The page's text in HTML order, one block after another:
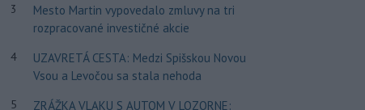
3
Mesto Martin vypovedalo zmluvy na tri
rozpracované investičné akcie
4
UZAVRETÁ CESTA: Medzi Spišskou Novou
Vsou a Levočou sa stala nehoda
5
ZRÁŽKA VLAKU S AUTOM V LOZORNE: